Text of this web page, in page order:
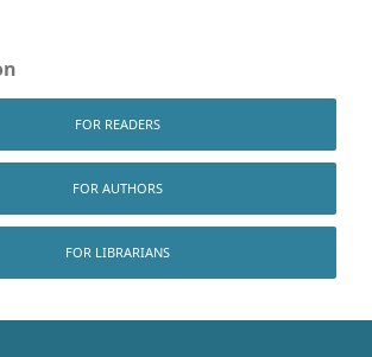
FOR READERS
FOR AUTHORS
FOR LIBRARIANS